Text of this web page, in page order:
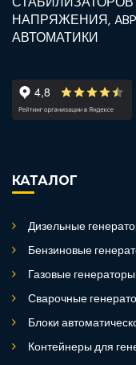
КАТАЛОГ
Дизельные
Бензиновые
Газовые генераторы
Сварочные
Блоки
Контейнеры для